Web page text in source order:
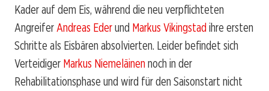
Kader auf dem Eis, während die neu verpflichteten
Angreifer Andreas Ederund Markus Vikingstad ihre ersten
Schritte als Eisbären absolvierten. Leider befindet sich
Verteidiger Markus Niemeläinen noch in der
Rehabilitationsphase und wird für den Saisonstart nicht